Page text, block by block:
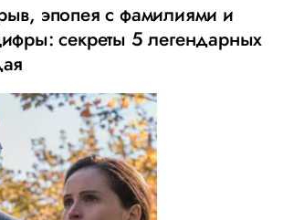
эпопея с фамилиями и
секреты 5 легендарных